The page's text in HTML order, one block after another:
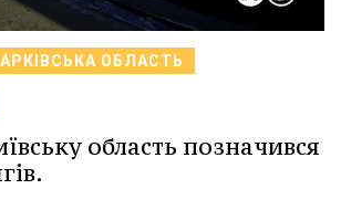
ОБЛАСТЬ
область позначився